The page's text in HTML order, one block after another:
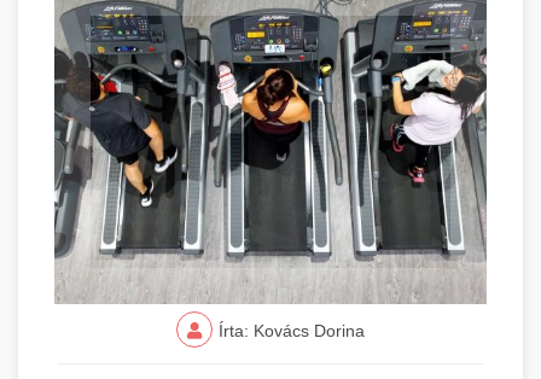
Írta: Kovács Dorina